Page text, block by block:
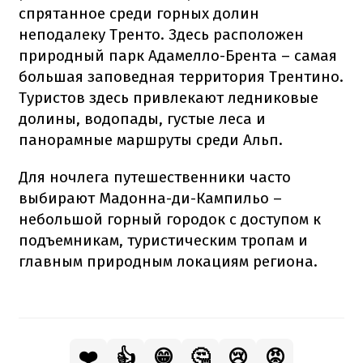
спрятанное среди горных долин
неподалеку Тренто. Здесь расположен
природный парк Адамелло-Брента – самая
большая заповедная территория Трентино.
Туристов здесь привлекают ледниковые
долины, водопады, густые леса и
панорамные маршруты среди Альп.
Для ночлега путешественники часто
выбирают Мадонна-ди-Кампильо –
небольшой горный городок с доступом к
подъемникам, туристическим тропам и
главным природным локациям региона.
❤️ 👍 😁 🤔 😢 😡